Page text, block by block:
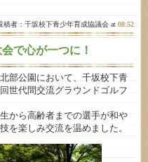
稿者：千坂校下青少年育成協議会 at08:52
で心が一つに！
部公園において、千坂校下青
世代間交流グラウンドゴルフ
から高齢者までの選手が和や
を楽しみ交流を温めました。